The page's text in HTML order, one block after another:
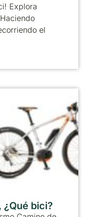
Explora
el
¿Qué bici?